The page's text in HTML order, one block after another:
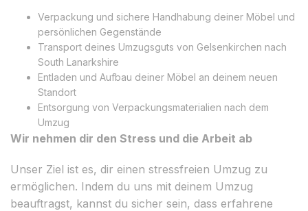
Verpackung und sichere Handhabung deiner Möbel und
persönlichen Gegenstände
Transport deines Umzugsguts von Gelsenkirchen nach
South Lanarkshire
Entladen und Aufbau deiner Möbel an deinem neuen
Standort
Entsorgung von Verpackungsmaterialien nach dem
Umzug
Wir nehmen dir den Stress und die Arbeit ab
Unser Ziel ist es, dir einen stressfreien Umzug zu
ermöglichen. Indem du uns mit deinem Umzug
beauftragst, kannst du sicher sein, dass erfahrene